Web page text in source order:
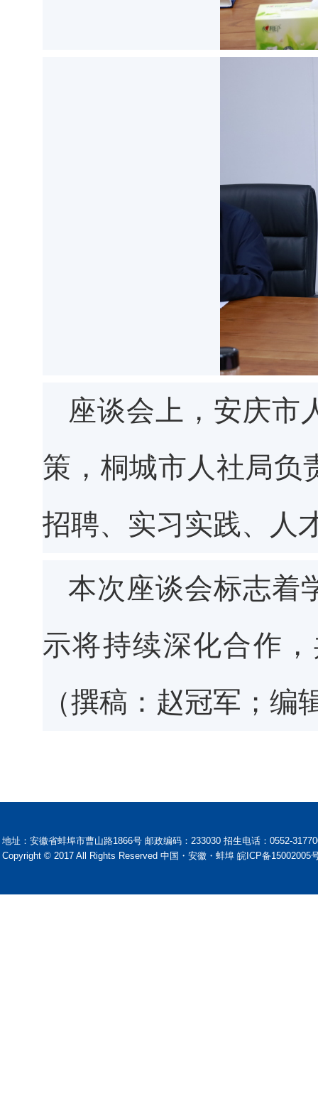
座谈会上，安庆市
策，桐城市人社局负
招聘、实习实践、人
本次座谈会标志着
示将持续深化合作
（撰稿：赵冠军；
地址：安徽省蚌埠市曹山路1866号 邮政编码：233030 招生电话：0552-
Copyright © 2017 All Rights Reserved 中国・安徽・蚌埠 皖ICP备15002005